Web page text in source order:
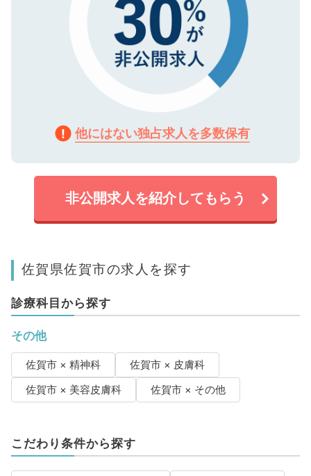
他にはない独占求人を多数保有
非公開求人を紹介してもらう
佐賀県佐賀市の求人を探す
診療科目から探す
その他
佐賀市 × 精神科
佐賀市 × 皮膚科
佐賀市 × 美容皮膚科
佐賀市 × その他
こだわり条件から探す